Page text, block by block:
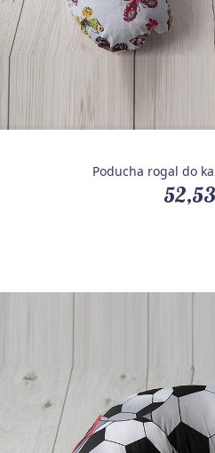
Poducha rogal do